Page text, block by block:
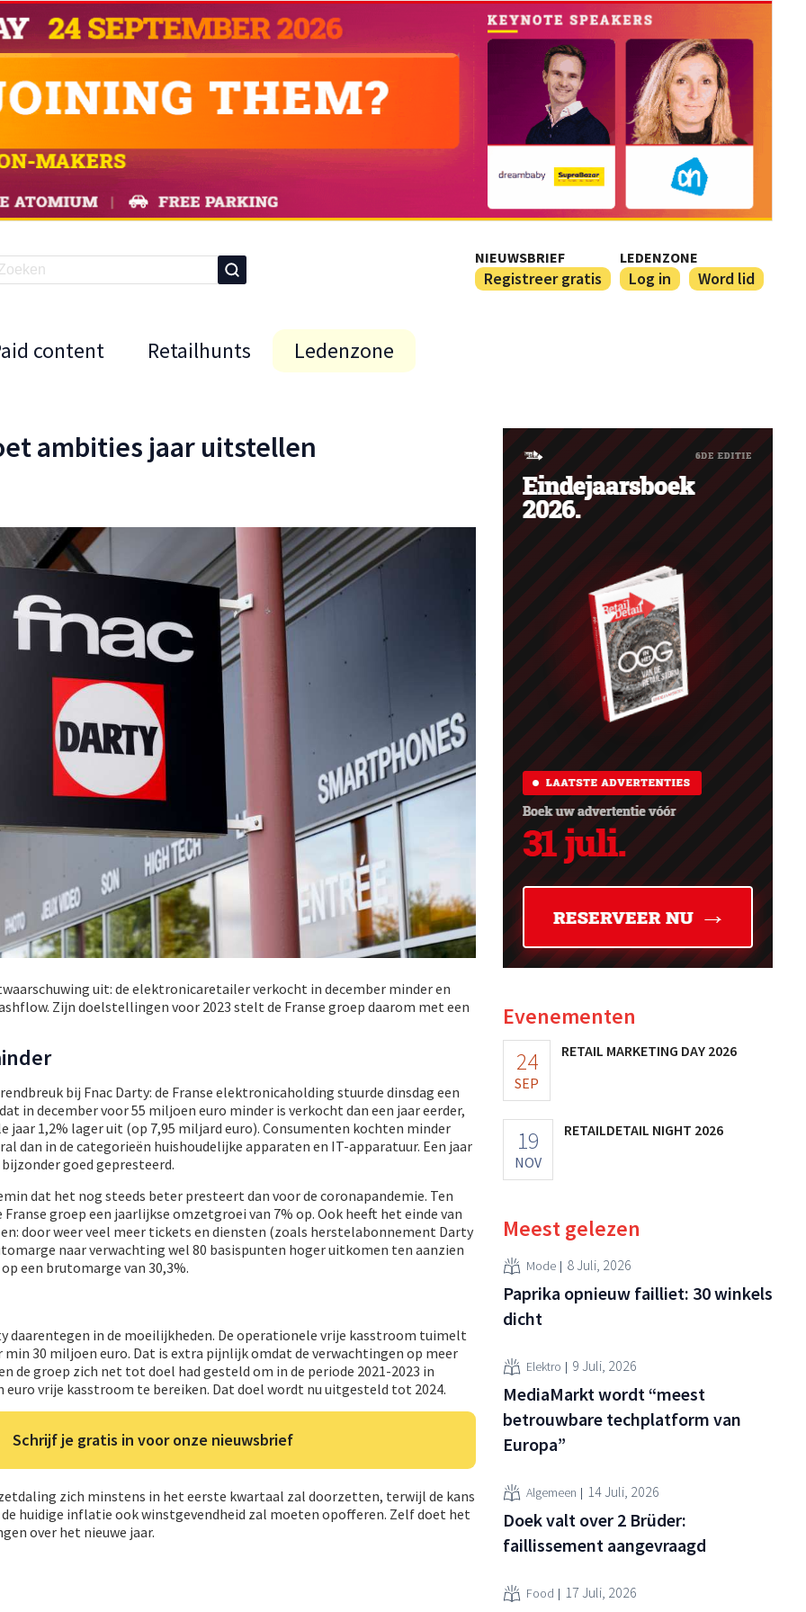
NIEUWSBRIEF
Registreer gratis
LEDENZONE
Log in Word lid
content Retailhunts Ledenzone
ambities jaar uitstellen
uit: de elektronicaretailer verkocht in december minder en
Zijn doelstellingen voor 2023 stelt de Franse groep daarom met een
bij Fnac Darty: de Franse elektronicaholding stuurde dinsdag een
in december voor 55 miljoen euro minder is verkocht dan een jaar eerder,
jaar 1,2% lager uit (op 7,95 miljard euro). Consumenten kochten minder
dan in de categorieën huishoudelijke apparaten en IT-apparatuur. Een jaar
goed gepresteerd.
dat het nog steeds beter presteert dan voor de coronapandemie. Ten
groep een jaarlijkse omzetgroei van 7% op. Ook heeft het einde van
door weer veel meer tickets en diensten (zoals herstelabonnement Darty
naar verwachting wel 80 basispunten hoger uitkomen ten aanzien
een brutomarge van 30,3%.
daarentegen in de moeilijkheden. De operationele vrije kasstroom tuimelt
min 30 miljoen euro. Dat is extra pijnlijk omdat de verwachtingen op meer
de groep zich net tot doel had gesteld om in de periode 2021-2023 in
vrije kasstroom te bereiken. Dat doel wordt nu uitgesteld tot 2024.
Schrijf je gratis in voor onze nieuwsbrief
zich minstens in het eerste kwartaal zal doorzetten, terwijl de kans
huidige inflatie ook winstgevendheid zal moeten opofferen. Zelf doet het
over het nieuwe jaar.
Evenementen
24
SEP
RETAIL MARKETING DAY 2026
19
NOV
RETAILDETAIL NIGHT 2026
Meest gelezen
Mode 8 Juli, 2026
Paprika opnieuw failliet: 30 winkels
dicht
Elektro 9 Juli, 2026
MediaMarkt wordt “meest
betrouwbare techplatform van
Europa”
Algemeen 14 Juli, 2026
Doek valt over 2 Brüder:
faillissement aangevraagd
Food 17 Juli, 2026